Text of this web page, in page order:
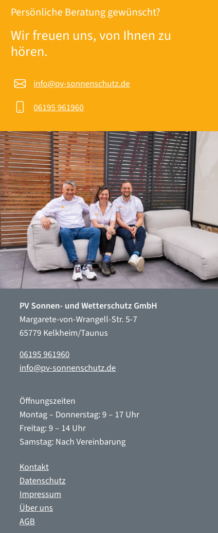
Persönliche Beratung gewünscht?
Wir freuen uns, von Ihnen zu
hören.
info@pv-sonnenschutz.de
06195 961960
PV Sonnen- und Wetterschutz GmbH
Margarete-von-Wrangell-Str. 5-7
65779 Kelkheim/Taunus
06195 961960
info@pv-sonnenschutz.de
Öffnungszeiten
Montag – Donnerstag: 9 – 17 Uhr
Freitag: 9 – 14 Uhr
Samstag: Nach Vereinbarung
Kontakt
Datenschutz
Impressum
Über uns
AGB